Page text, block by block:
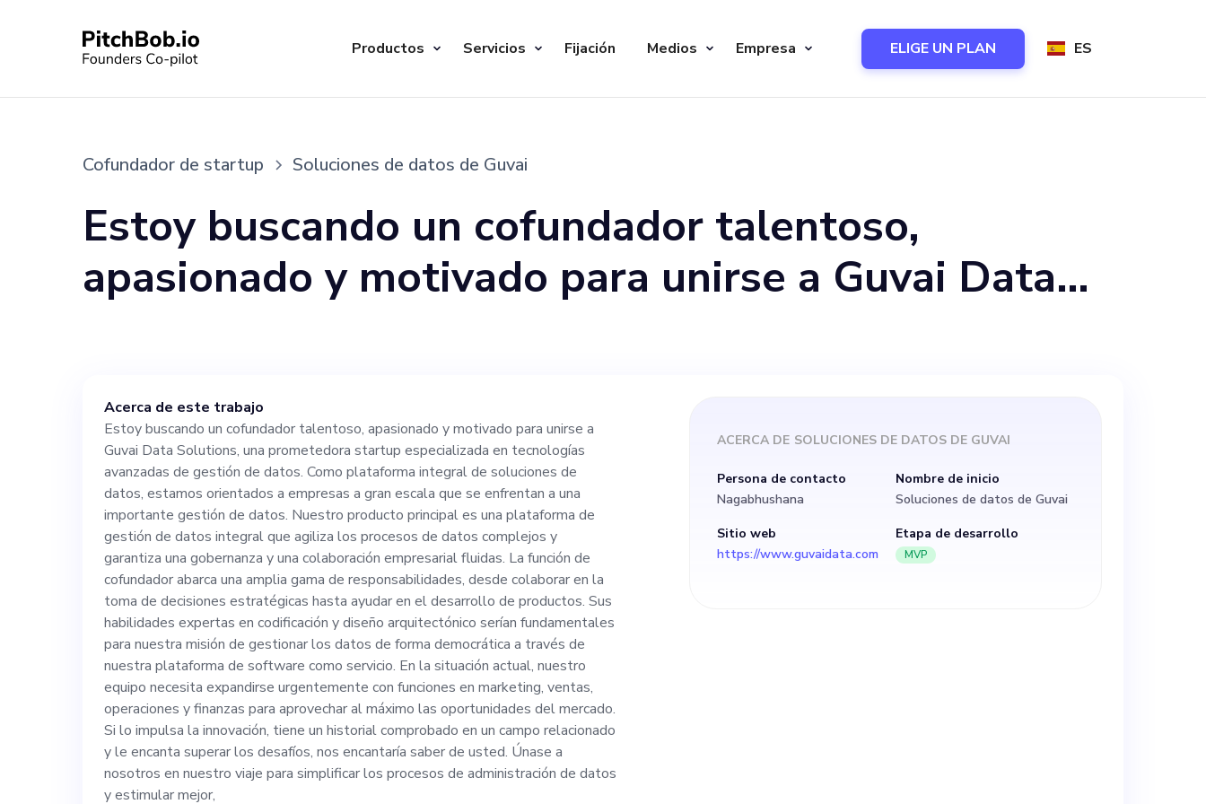
Productos Servicios Fijación Medios Empresa ELIGE UN PLAN ES
Cofundador de startup Soluciones de datos de Guvai
Estoy buscando un cofundador talentoso,
apasionado y motivado para unirse a Guvai Data
Como plataforma integral de soluciones de datos,
estamos orientados a empresas a gran escala que
se enfrentan a una importante gestión de datos.
Nuestro producto principal es una plataforma de
gestión de datos integral que agiliza los procesos
de datos complejos y garantiza una gobernanza y
una colaboración empresarial fluidas. La función de
cofundador abarca una amplia gama de
Acerca de este trabajo
Estoy buscando un cofundador talentoso, apasionado y motivado para unirse a
Guvai Data Solutions, una prometedora startup especializada en tecnologías
avanzadas de gestión de datos. Como plataforma integral de soluciones de
datos, estamos orientados a empresas a gran escala que se enfrentan a una
importante gestión de datos. Nuestro producto principal es una plataforma de
gestión de datos integral que agiliza los procesos de datos complejos y
garantiza una gobernanza y una colaboración empresarial fluidas. La función de
cofundador abarca una amplia gama de responsabilidades, desde colaborar en la
toma de decisiones estratégicas hasta ayudar en el desarrollo de productos. Sus
habilidades expertas en codificación y diseño arquitectónico serían fundamentales
para nuestra misión de gestionar los datos de forma democrática a través de
nuestra plataforma de software como servicio. En la situación actual, nuestro
equipo necesita expandirse urgentemente con funciones en marketing, ventas,
operaciones y finanzas para aprovechar al máximo las oportunidades del mercado.
Si lo impulsa la innovación, tiene un historial comprobado en un campo relacionado
y le encanta superar los desafíos, nos encantaría saber de usted. Únase a
nosotros en nuestro viaje para simplificar los procesos de administración de datos
y estimular mejor,
ACERCA DE SOLUCIONES DE DATOS DE GUVAI
Persona de contacto
Nagabhushana
Nombre de inicio
Soluciones de datos de Guvai
Sitio web
https://www.guvaidata.com
Etapa de desarrollo
MVP